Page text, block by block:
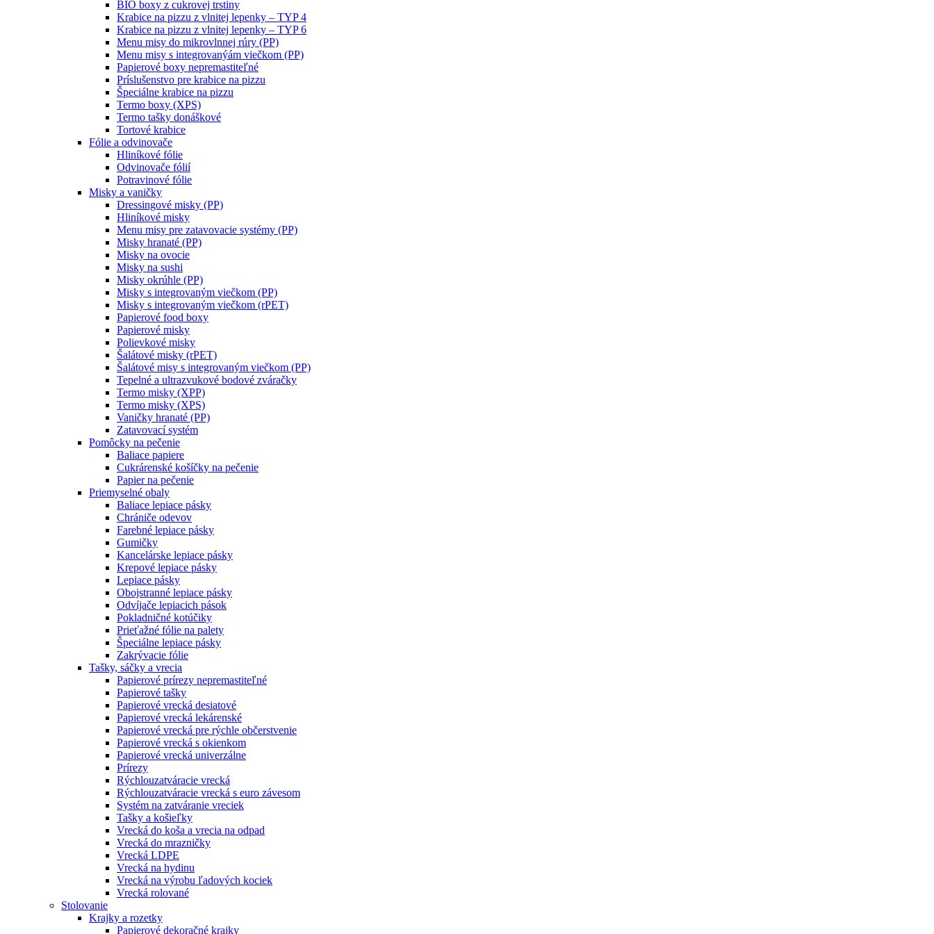
BIO boxy z cukrovej trstiny
Krabice na pizzu z vlnitej lepenky – TYP 4
Krabice na pizzu z vlnitej lepenky – TYP 6
Menu misy do mikrovlnnej rúry (PP)
Menu misy s integrovanýám viečkom (PP)
Papierové boxy nepremastiteľné
Príslušenstvo pre krabice na pizzu
Špeciálne krabice na pizzu
Termo boxy (XPS)
Termo tašky donáškové
Tortové krabice
Fólie a odvinovače
Hliníkové fólie
Odvinovače fólií
Potravinové fólie
Misky a vaničky
Dressingové misky (PP)
Hliníkové misky
Menu misy pre zatavovacie systémy (PP)
Misky hranaté (PP)
Misky na ovocie
Misky na sushi
Misky okrúhle (PP)
Misky s integrovaným viečkom (PP)
Misky s integrovaným viečkom (rPET)
Papierové food boxy
Papierové misky
Polievkové misky
Šalátové misky (rPET)
Šalátové misy s integrovaným viečkom (PP)
Tepelné a ultrazvukové bodové zváračky
Termo misky (XPP)
Termo misky (XPS)
Vaničky hranaté (PP)
Zatavovací systém
Pomôcky na pečenie
Baliace papiere
Cukrárenské košíčky na pečenie
Papier na pečenie
Priemyselné obaly
Baliace lepiace pásky
Chrániče odevov
Farebné lepiace pásky
Gumičky
Kancelárske lepiace pásky
Krepové lepiace pásky
Lepiace pásky
Obojstranné lepiace pásky
Odvíjače lepiacich pások
Pokladničné kotúčiky
Prieťažné fólie na palety
Špeciálne lepiace pásky
Zakrývacie fólie
Tašky, sáčky a vrecia
Papierové prírezy nepremastiteľné
Papierové tašky
Papierové vrecká desiatové
Papierové vrecká lekárenské
Papierové vrecká pre rýchle občerstvenie
Papierové vrecká s okienkom
Papierové vrecká univerzálne
Prírezy
Rýchlouzatváracie vrecká
Rýchlouzatváracie vrecká s euro závesom
Systém na zatváranie vreciek
Tašky a košieľky
Vrecká do koša a vrecia na odpad
Vrecká do mrazničky
Vrecká LDPE
Vrecká na hydinu
Vrecká na výrobu ľadových kociek
Vrecká rolované
Stolovanie
Krajky a rozetky
Papierové dekoračné krajky